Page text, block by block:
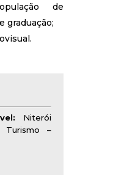
de
graduação;
Niterói
Turismo –